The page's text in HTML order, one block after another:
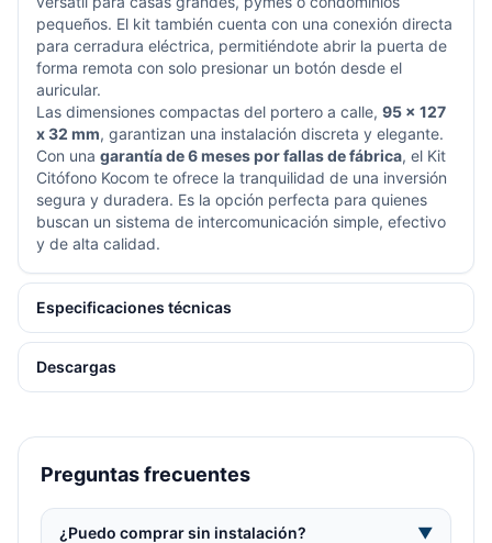
pequeños. El kit también cuenta con una conexión directa
para cerradura eléctrica, permitiéndote abrir la puerta de
forma remota con solo presionar un botón desde el
auricular.
Las dimensiones compactas del portero a calle, 95 x 127
x 32 mm, garantizan una instalación discreta y elegante.
Con una garantía de 6 meses por fallas de fábrica, el Kit
Citófono Kocom te ofrece la tranquilidad de una inversión
segura y duradera. Es la opción perfecta para quienes
buscan un sistema de intercomunicación simple, efectivo
y de alta calidad.
Especificaciones técnicas
Descargas
Preguntas frecuentes
¿Puedo comprar sin instalación? ▼